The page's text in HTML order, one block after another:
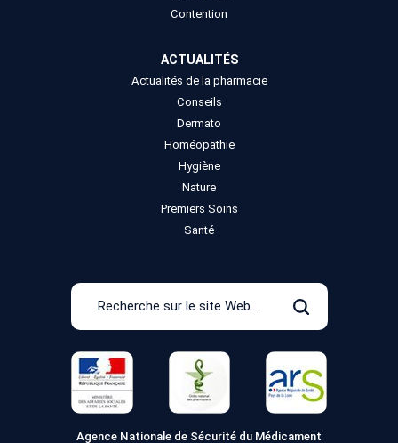
Contention
ACTUALITÉS
Actualités de la pharmacie
Conseils
Dermato
Homéopathie
Hygiène
Nature
Premiers Soins
Santé
Recherche
le
site
Web
Rechercher
Agence Nationale de Sécurité du Médicament